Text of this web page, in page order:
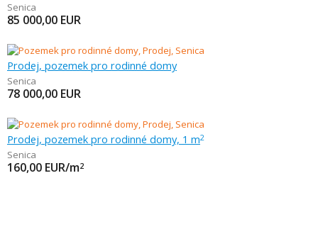
Senica
85 000,00 EUR
Prodej, pozemek pro rodinné domy
Senica
78 000,00 EUR
Prodej, pozemek pro rodinné domy, 1 m2
Senica
160,00 EUR/m2